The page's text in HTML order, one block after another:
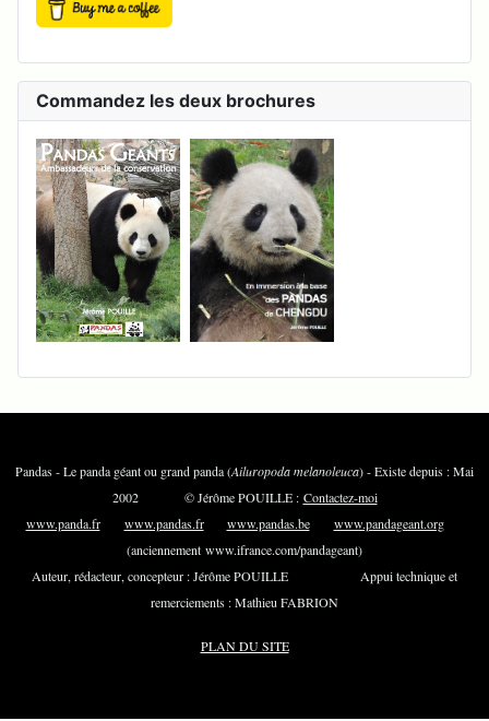
Commandez les deux brochures
Pandas - Le panda géant ou grand panda (Ailuropoda melanoleuca) - Existe depuis : Mai
2002 © Jérôme POUILLE : Contactez-moi
www.panda.fr
www.pandas.fr www.pandas.be
www.pandageant.org
(anciennement www.ifrance.com/pandageant)
Auteur, rédacteur, concepteur : Jérôme POUILLE Appui technique et
remerciements : Mathieu FABRION
PLAN DU SITE